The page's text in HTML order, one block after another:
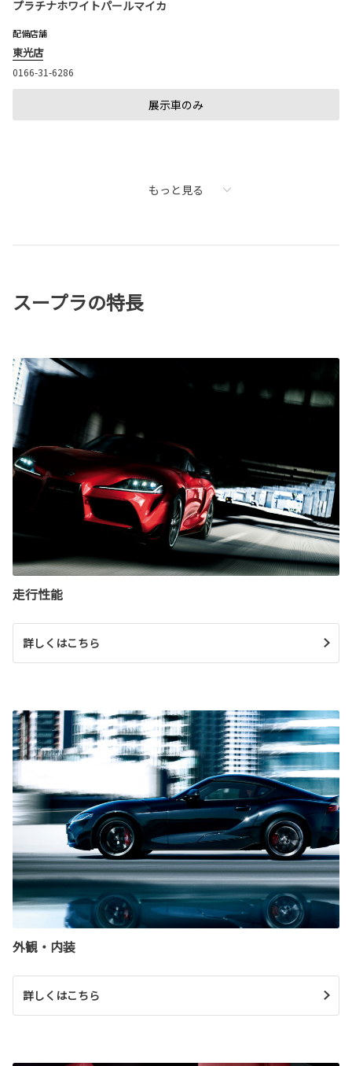
プラチナホワイトパールマイカ
配備店舗
東光店
0166-31-6286
展示車のみ
もっと見る
スープラの特長
走行性能
詳しくはこちら
外観・内装
詳しくはこちら